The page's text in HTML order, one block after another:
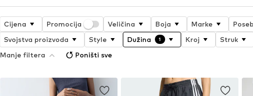
Cijena Promocija Veličina Boja Marke
Svojstva proizvoda
Style Dužina 1 Kroj Struk
Manje filtera
Poništi sve